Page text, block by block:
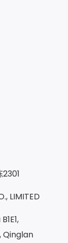
LIMITED
Qinglan